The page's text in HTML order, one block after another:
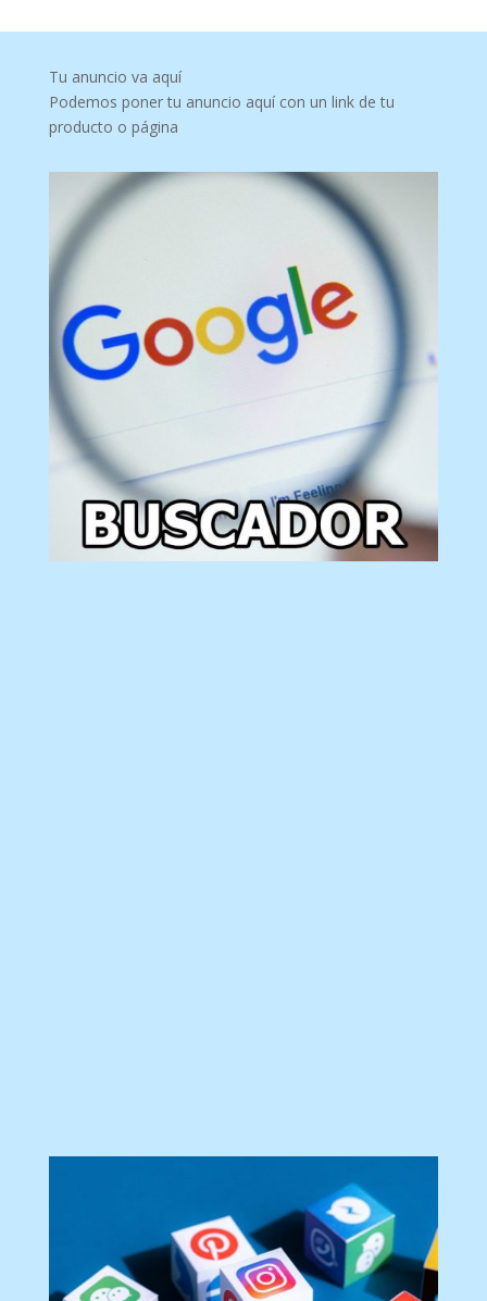
Tu anuncio va aquí
Podemos poner tu anuncio aquí con un link de tu
producto o página